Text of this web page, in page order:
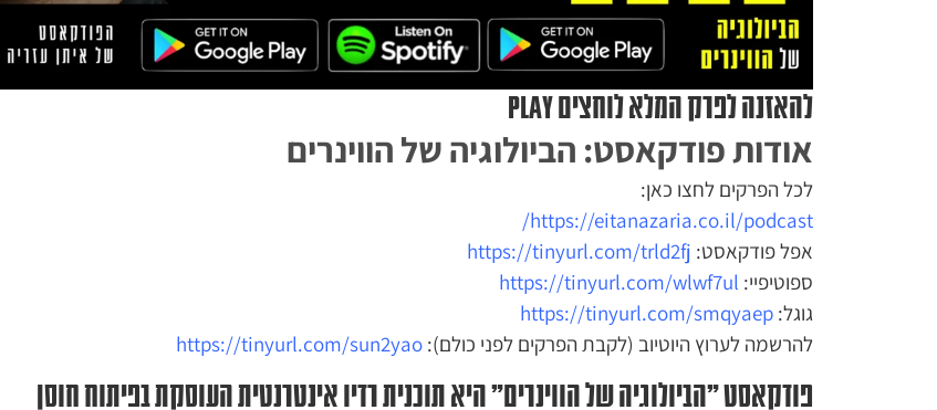
להאזנה לפרק המלא לוחצים PLAY
אודות פודקאסט: הביולוגיה של הווינרים
לכל הפרקים לחצו כאן:
https://eitanazaria.co.il/podcast/
אפל פודקאסט: https://tinyurl.com/trld2fj
ספוטיפיי: https://tinyurl.com/wlwf7ul
גוגל: https://tinyurl.com/smqyaep
להרשמה לערוץ היוטיוב (לקבת הפרקים לפני כולם): https://tinyurl.com/sun2yao
פודקאסט "הביולוגיה של הווינרים" היא תוכנית רדיו אינטרנטית העוסקת בפיתוח חוסן